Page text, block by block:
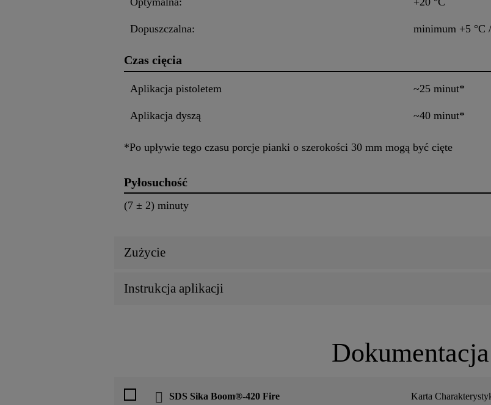
Dopuszczalna: minimum +5 °C
Czas cięcia
Aplikacja pistoletem ~25 minut*
Aplikacja dyszą ~40 minut*
*Po upływie tego czasu porcje pianki o szerokości 30 mm mogą być cięte
Pyłosuchość
(7 ± 2) minuty
Zużycie
Instrukcja aplikacji
Dokumentacja
SDS Sika Boom®-420 Fire Karta